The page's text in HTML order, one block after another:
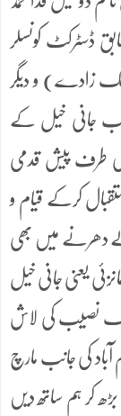
ڈسٹرکٹ کونسلر
زادے) و دیگر
جب جانی خیل کے
کی طرف پیش قدمی
کرکے قیام و
جانے والے دھرنے میں بھی
یعنی جانی خیل
ہے کہ 19 روز سے ملک نصیب کی لاش
آباد کی جانب مارچ
کر ہم ساتھ دیں